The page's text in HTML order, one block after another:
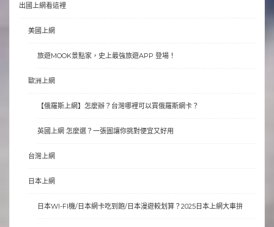
出國上網看這裡
美國上網
旅遊MOOK景點家，史上最強旅遊APP 登場！
歐洲上網
【俄羅斯上網】怎麼辦？台灣哪裡可以買俄羅斯網卡？
英國上網 怎麼選？一張圖讓你挑對便宜又好用
台灣上網
日本上網
日本WI-FI機/日本網卡吃到飽/日本漫遊較划算？2025日本上網大車拚